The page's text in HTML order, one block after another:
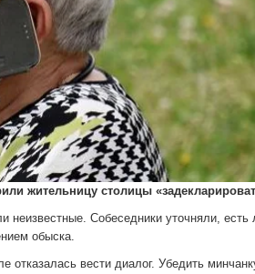
жительницу столицы
неизвестные. Собеседники уточняли, есть
обыска.
вести диалог. Убедить